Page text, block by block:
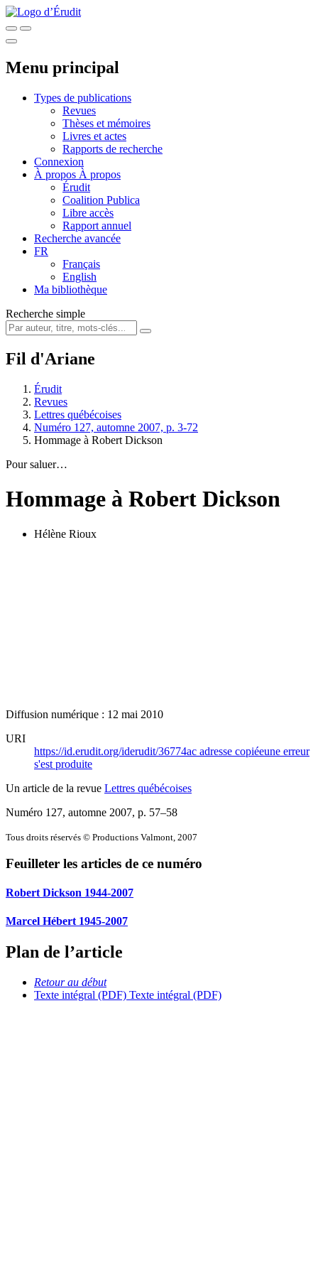
Menu principal
Types de publications
Revues
Thèses et mémoires
Livres et actes
Rapports de recherche
Connexion
À propos À propos
Érudit
Coalition Publica
Libre accès
Rapport annuel
Recherche avancée
FR
Français
English
Ma bibliothèque
Recherche simple
Fil d'Ariane
Érudit
Revues
Lettres québécoises
Numéro 127, automne 2007, p. 3-72
Hommage à Robert Dickson
Pour saluer…
Hommage à Robert Dickson
Hélène Rioux
Diffusion numérique : 12 mai 2010
URI
https://id.erudit.org/iderudit/36774ac adresse copiéeune erreur
s'est produite
Un article de la revue Lettres québécoises
Numéro 127, automne 2007, p. 57–58
Tous droits réservés © Productions Valmont, 2007
Feuilleter les articles de ce numéro
Robert Dickson 1944-2007
Marcel Hébert 1945-2007
Plan de l’article
Retour au début
Texte intégral (PDF) Texte intégral (PDF)